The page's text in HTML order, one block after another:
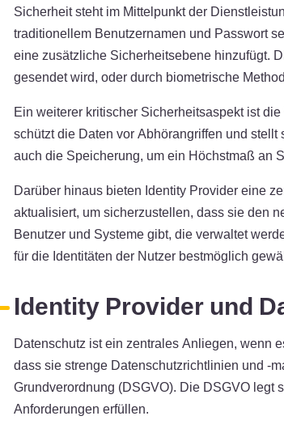
Sicherheit steht im Mittelpunkt der
traditionellem Benutzernamen und Passwort
eine zusätzliche Sicherheitsebene hinzufügt.
gesendet wird, oder durch biometrische
Ein weiterer kritischer Sicherheitsaspekt ist
schützt die Daten vor Abhörangriffen und
auch die Speicherung, um ein Höchstmaß an
Darüber hinaus bieten Identity Provider eine
aktualisiert, um sicherzustellen, dass sie den
Benutzer und Systeme gibt, die verwaltet
für die Identitäten der Nutzer bestmöglich
Identity Provider und
Datenschutz ist ein zentrales Anliegen, wenn
dass sie strenge Datenschutzrichtlinien und -
Grundverordnung (DSGVO). Die DSGVO legt
Anforderungen erfüllen.